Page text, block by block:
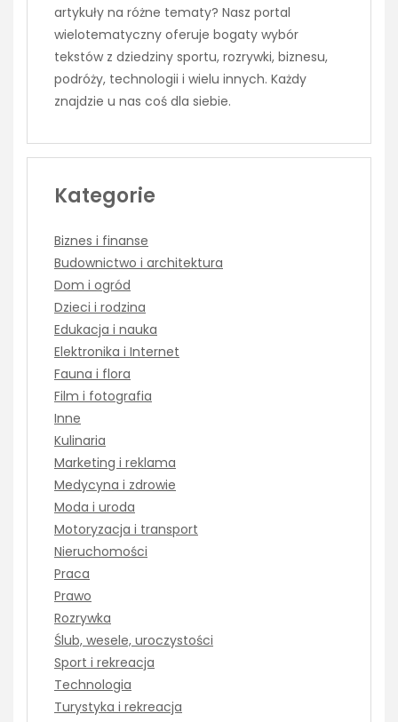
artykuły na różne tematy? Nasz portal
wielotematyczny oferuje bogaty wybór
tekstów z dziedziny sportu, rozrywki, biznesu,
podróży, technologii i wielu innych. Każdy
znajdzie u nas coś dla siebie.
Kategorie
Biznes i finanse
Budownictwo i architektura
Dom i ogród
Dzieci i rodzina
Edukacja i nauka
Elektronika i Internet
Fauna i flora
Film i fotografia
Inne
Kulinaria
Marketing i reklama
Medycyna i zdrowie
Moda i uroda
Motoryzacja i transport
Nieruchomości
Praca
Prawo
Rozrywka
Ślub, wesele, uroczystości
Sport i rekreacja
Technologia
Turystyka i rekreacja